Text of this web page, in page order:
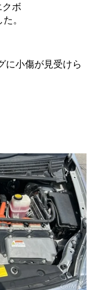
クボ
。
に小傷が見受けら